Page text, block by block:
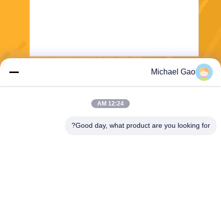
Michael Gao
12:24 AM
Good day, what product are you looking for?